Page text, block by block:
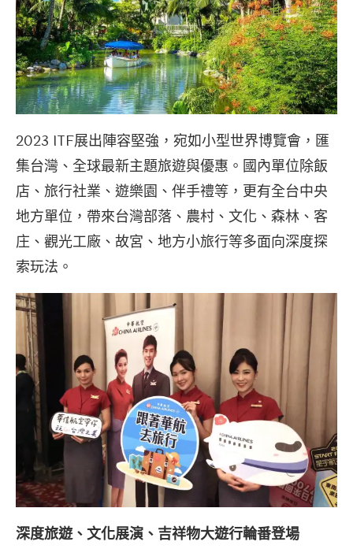
2023 ITF展出陣容堅強，宛如小型世界博覽會，匯
集台灣、全球最新主題旅遊與優惠。國內單位除飯
店、旅行社業、遊樂園、伴手禮等，更有全台中央
地方單位，帶來台灣部落、農村、文化、森林、客
庄、觀光工廠、故宮、地方小旅行等多面向深度探
索玩法。
深度旅遊、文化展演、吉祥物大遊行輪番登場